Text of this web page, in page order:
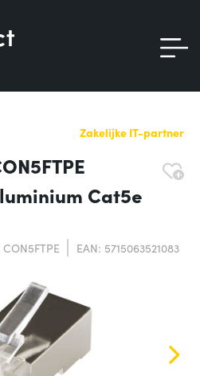
Zakelijke IT-partner
Cat5e
EAN: 5715063521083